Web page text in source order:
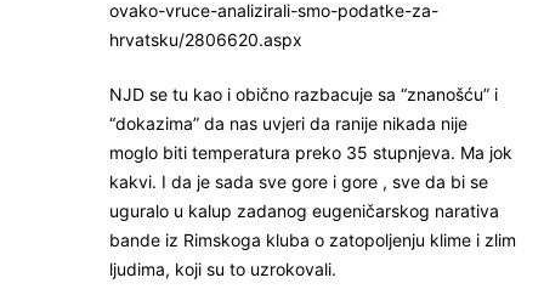
ovako-vruce-analizirali-smo-podatke-za-
hrvatsku/2806620.aspx
NJD se tu kao i obično razbacuje sa “znanošću” i
“dokazima” da nas uvjeri da ranije nikada nije
moglo biti temperatura preko 35 stupnjeva. Ma jok
kakvi. I da je sada sve gore i gore , sve da bi se
uguralo u kalup zadanog eugeničarskog narativa
bande iz Rimskoga kluba o zatopoljenju klime i zlim
ljudima, koji su to uzrokovali.